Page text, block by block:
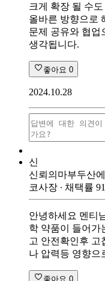
크게 확장 될 수
올바른 방향으로
문제 공유와 협업
생각됩니다.
좋아요 0
2024.10.28
신
신뢰의마부두산
코사장 ∙ 채택률 91
안녕하세요 멘티
학 약품이 들어가
고 안전확인후 고
나 압력등 영향으
좋아요 0